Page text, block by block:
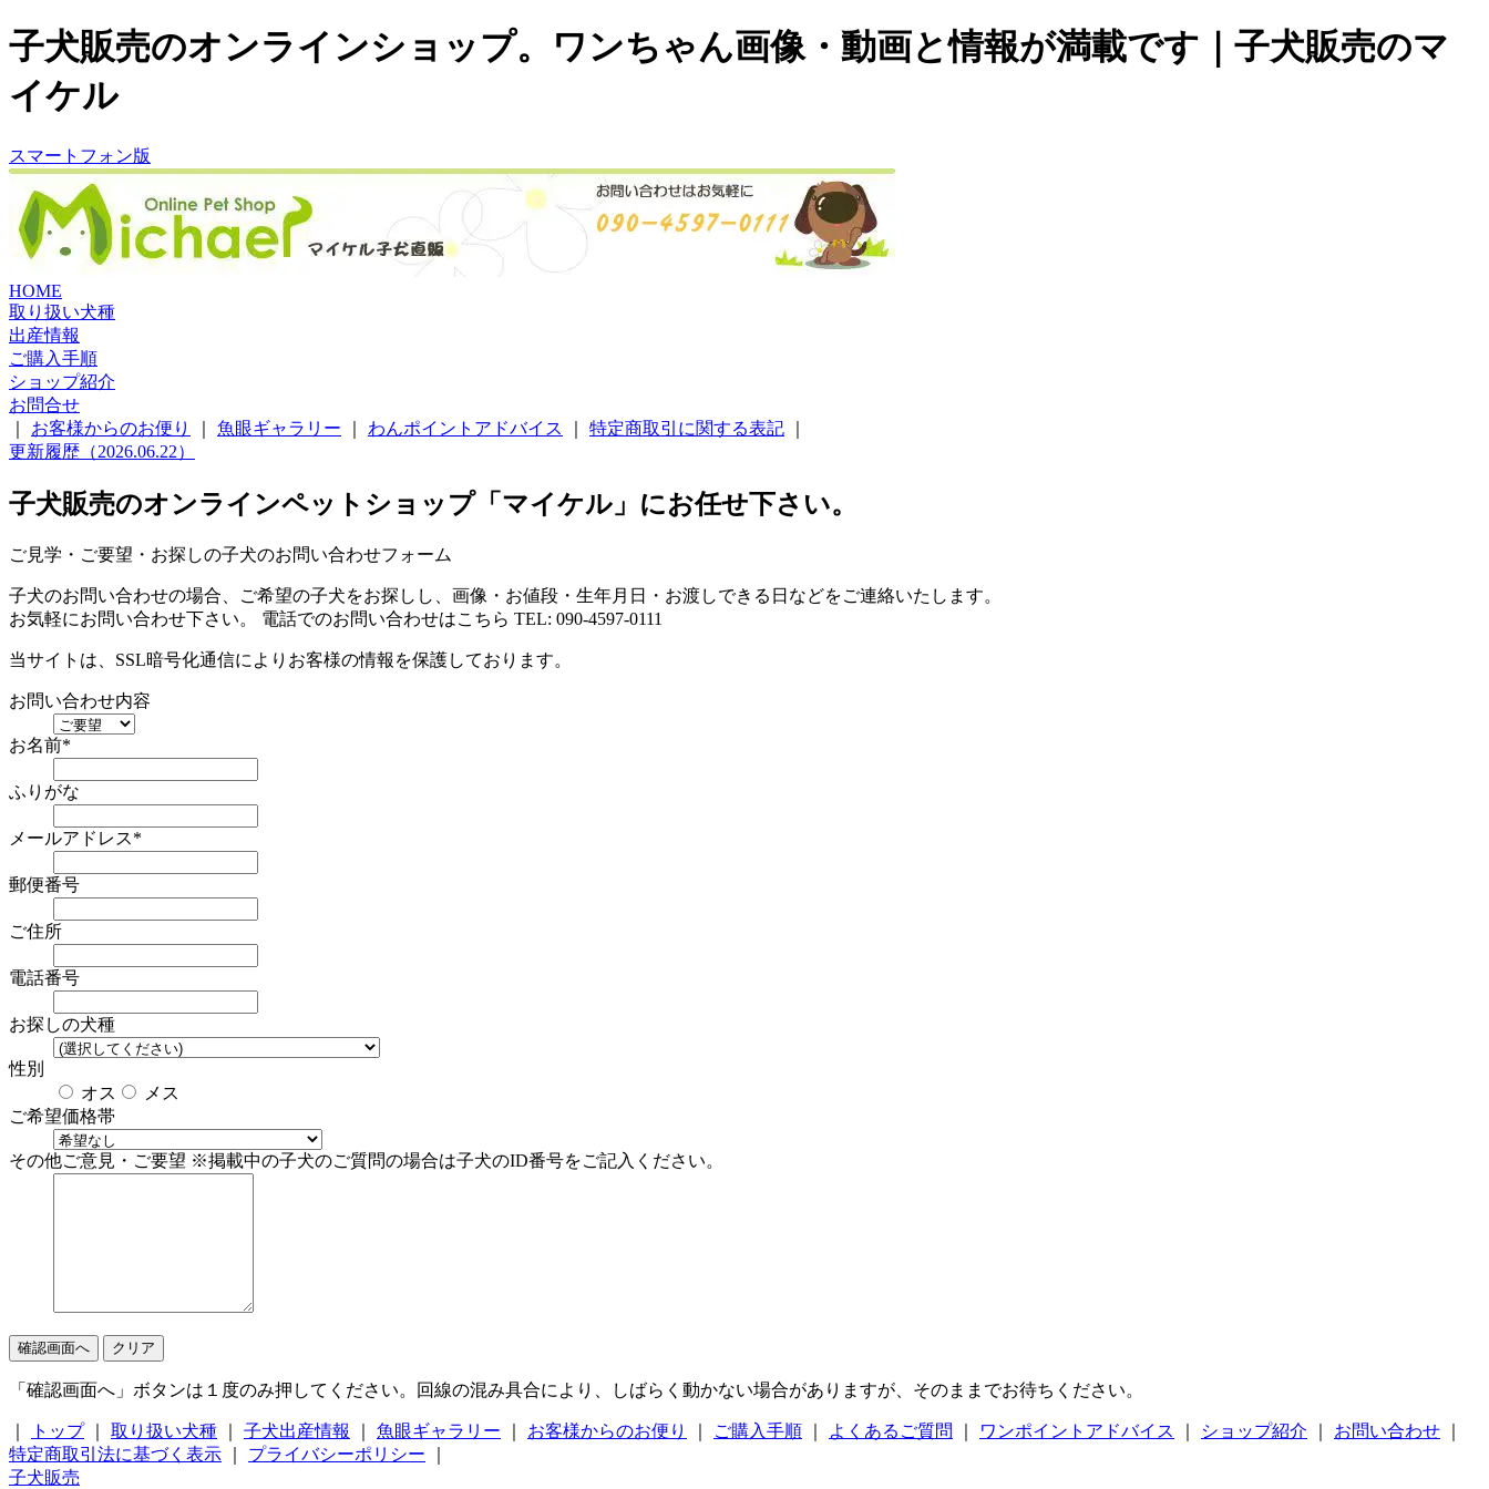
子犬販売のオンラインショップ。ワンちゃん画像・動画と情報が満載です｜子犬販売のマ
イケル
スマートフォン版
HOME
取り扱い犬種
出産情報
ご購入手順
ショップ紹介
お問合せ
お客様からのお便り 魚眼ギャラリー わんポイントアドバイス 特定商取引に関する表記
更新履歴（2026.06.22）
子犬販売のオンラインペットショップ「マイケル」にお任せ下さい。
ご見学・ご要望・お探しの子犬のお問い合わせフォーム
子犬のお問い合わせの場合、ご希望の子犬をお探しし、画像・お値段・生年月日・お渡しできる日などをご連絡いたします。
お気軽にお問い合わせ下さい。 電話でのお問い合わせはこちら TEL: 090-4597-0111
当サイトは、SSL暗号化通信によりお客様の情報を保護しております。
お問い合わせ内容
お名前*
ふりがな
メールアドレス*
郵便番号
ご住所
電話番号
お探しの犬種
性別
オス
メス
ご希望価格帯
その他ご意見・ご要望 ※掲載中の子犬のご質問の場合は子犬のID番号をご記入ください。
確認画面へ クリア
「確認画面へ」ボタンは１度のみ押してください。回線の混み具合により、しばらく動かない場合がありますが、そのままでお待ちください。
トップ 取り扱い犬種 子犬出産情報 魚眼ギャラリー お客様からのお便り ご購入手順 よくあるご質問 ワンポイントアドバイス ショップ紹介 お問い合わせ
特定商取引法に基づく表示
プライバシーポリシー
子犬販売